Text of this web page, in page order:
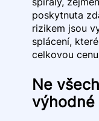
poskytnuta
rizikem jsou
splácení,
celkovou
Ne
výhodné